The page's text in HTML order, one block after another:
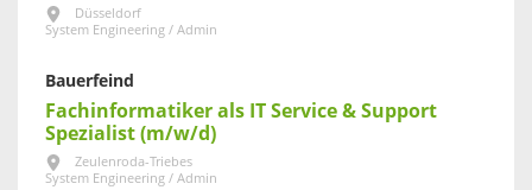
Düsseldorf
System Engineering / Admin
Bauerfeind
Fachinformatiker als IT Service & Support
Spezialist (m/w/d)
Zeulenroda-Triebes
System Engineering / Admin